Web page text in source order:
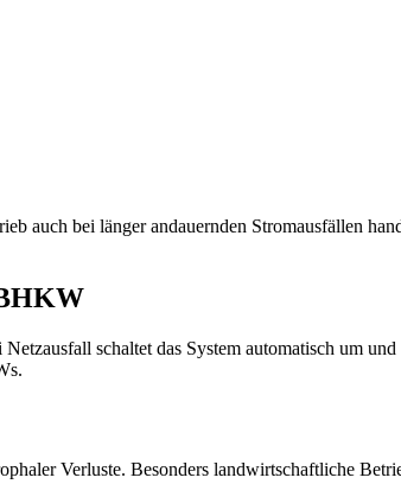
auch bei länger andauernden Stromausfällen
schaltet das System automatisch um
Verluste. Besonders landwirtschaftliche